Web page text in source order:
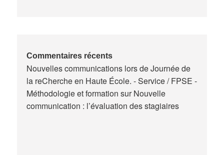
de
stage
en
Belgique
Commentaires récents
Nouvelles communications lors de Journée de
la reCherche en Haute École. - Service / FPSE -
Méthodologie et formation surNouvelle
communication : l’évaluation des stagiaires